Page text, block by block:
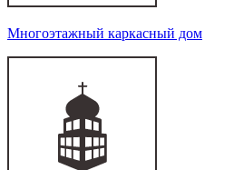
Многоэтажный каркасный дом